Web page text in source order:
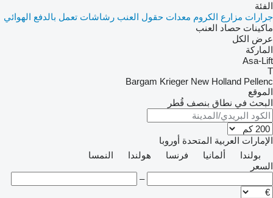
الفئة
جرارات مزارع الكروم معدات حقول العنب رشاشات تعمل بالدفع الهوائي
ماكينات حصاد العنب
عرض الكل
الماركة
Asa-Lift
T
Bargam Krieger New Holland Pellenc
الموقع
البحث في نطاق بنصف قُطر
الإمارات العربية المتحدة أوروبا
بولندا
ألمانيا فرنسا هولندا
النمسا
السعر
–